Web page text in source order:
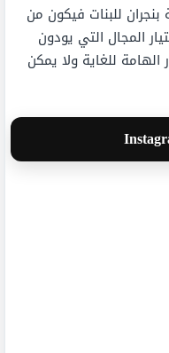
للبنات فيكون من
المجال التي يودون
الهامة للغاية ولا يمكن